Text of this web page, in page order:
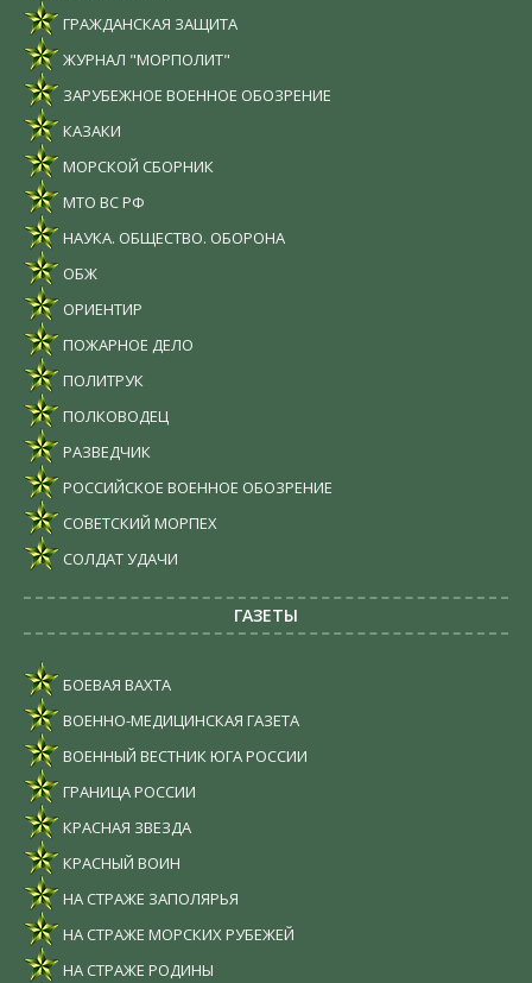
ГРАЖДАНСКАЯ ЗАЩИТА
ЖУРНАЛ "МОРПОЛИТ"
ЗАРУБЕЖНОЕ ВОЕННОЕ ОБОЗРЕНИЕ
КАЗАКИ
МОРСКОЙ СБОРНИК
МТО ВС РФ
НАУКА. ОБЩЕСТВО. ОБОРОНА
ОБЖ
ОРИЕНТИР
ПОЖАРНОЕ ДЕЛО
ПОЛИТРУК
ПОЛКОВОДЕЦ
РАЗВЕДЧИК
РОССИЙСКОЕ ВОЕННОЕ ОБОЗРЕНИЕ
СОВЕТСКИЙ МОРПЕХ
СОЛДАТ УДАЧИ
ГАЗЕТЫ
БОЕВАЯ ВАХТА
ВОЕННО-МЕДИЦИНСКАЯ ГАЗЕТА
ВОЕННЫЙ ВЕСТНИК ЮГА РОССИИ
ГРАНИЦА РОССИИ
КРАСНАЯ ЗВЕЗДА
КРАСНЫЙ ВОИН
НА СТРАЖЕ ЗАПОЛЯРЬЯ
НА СТРАЖЕ МОРСКИХ РУБЕЖЕЙ
НА СТРАЖЕ РОДИНЫ